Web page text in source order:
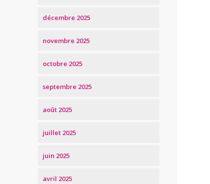
décembre 2025
novembre 2025
octobre 2025
septembre 2025
août 2025
juillet 2025
juin 2025
avril 2025